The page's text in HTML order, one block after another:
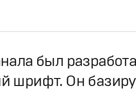
был
шрифт. Он